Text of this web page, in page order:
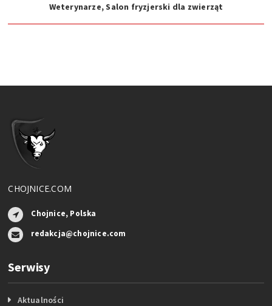
Weterynarze, Salon fryzjerski dla zwierząt
CHOJNICE.COM
Chojnice, Polska
redakcja@chojnice.com
Serwisy
Aktualności